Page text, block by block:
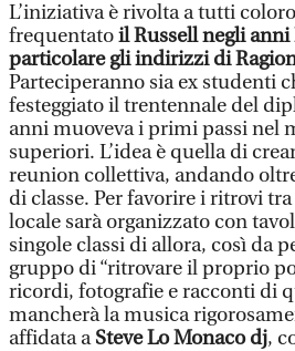
L’iniziativa è rivolta a tutti
frequentatoil Russell negli anni
particolare gli indirizzi di
Parteciperanno sia ex studenti
festeggiato il trentennale del
anni muoveva i primi passi nel
superiori. L’idea è quella di
reunion collettiva, andando
di classe. Per favorire i ritrovi
locale sarà organizzato con
singole classi di allora, così da
gruppo di “ritrovare il proprio
ricordi, fotografie e racconti di
mancherà la musica
affidata aSteve Lo Monaco dj,